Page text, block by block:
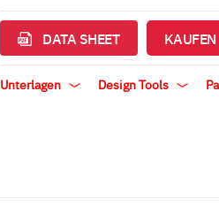
DATA SHEET KAUFEN
Unterlagen Design Tools